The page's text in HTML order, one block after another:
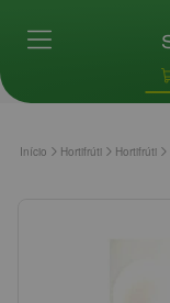
Início Hortifrúti Hortifrúti